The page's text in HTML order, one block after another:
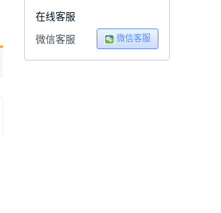
在线客服
微信客服
微信客服